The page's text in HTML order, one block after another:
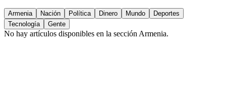
Armenia Nación Política Dinero Mundo
Deportes
Tecnología
Gente
No hay artículos disponibles en la sección Armenia.